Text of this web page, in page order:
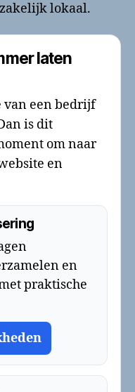
lokaal.
laten
van een bedrijf
is dit
om naar
en
en
praktische